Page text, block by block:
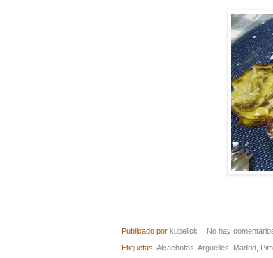
Publicado por kubelick No hay
Etiquetas: Alcachofas Argüelles Madrid,